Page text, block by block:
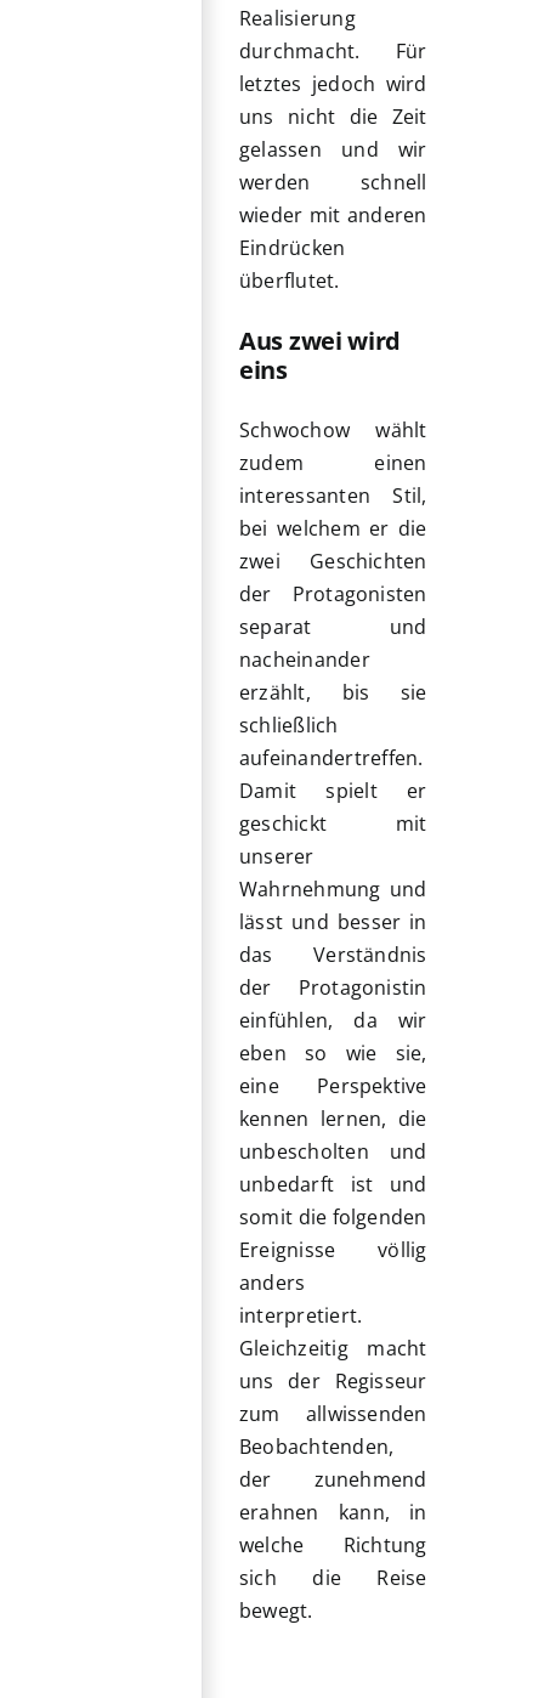
Realisierung
durchmacht. Für
letztes jedoch wird
uns nicht die Zeit
gelassen und wir
werden schnell
wieder mit anderen
Eindrücken
überflutet.
Aus zwei wird
eins
Schwochow wählt
zudem einen
interessanten Stil,
bei welchem er die
zwei Geschichten
der Protagonisten
separat und
nacheinander
erzählt, bis sie
schließlich
aufeinandertreffen.
Damit spielt er
geschickt mit
unserer
Wahrnehmung und
lässt und besser in
das Verständnis
der Protagonistin
einfühlen, da wir
eben so wie sie,
eine Perspektive
kennen lernen, die
unbescholten und
unbedarft ist und
somit die folgenden
Ereignisse völlig
anders
interpretiert.
Gleichzeitig macht
uns der Regisseur
zum allwissenden
Beobachtenden,
der zunehmend
erahnen kann, in
welche Richtung
sich die Reise
bewegt.